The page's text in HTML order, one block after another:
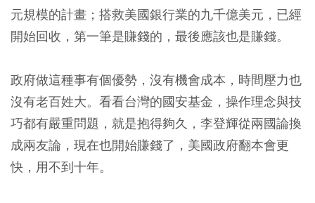
元規模的計畫；搭救美國銀行業的九千億美元，已經
開始回收，第一筆是賺錢的，最後應該也是賺錢。
政府做這種事有個優勢，沒有機會成本，時間壓力也
沒有老百姓大。看看台灣的國安基金，操作理念與技
巧都有嚴重問題，就是抱得夠久，李登輝從兩國論換
成兩友論，現在也開始賺錢了，美國政府翻本會更
快，用不到十年。